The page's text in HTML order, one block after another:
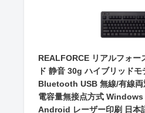
REALFORCE リアルフォー
ド 静音 30g ハイブリッド
Bluetooth USB 無線/有線両
電容量無接点方式
Android レーザー印刷 日本